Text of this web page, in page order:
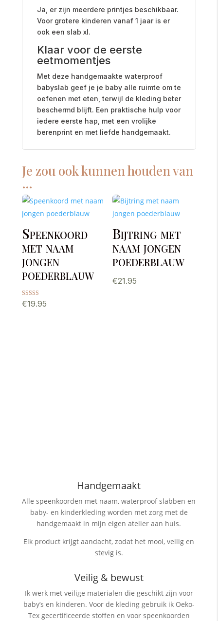
Ja, er zijn meerdere printjes beschikbaar.
Voor grotere kinderen vanaf 1 jaar is er
ook een slab xl.
Klaar voor de eerste
eetmomentjes
Met deze handgemaakte waterproof
babyslab geef je je baby alle ruimte om te
oefenen met eten, terwijl de kleding beter
beschermd blijft. Een praktische hulp voor
iedere eerste hap, met een vrolijke
berenprint en met liefde handgemaakt.
Je zou ook kunnen houden van
…
Speenkoord
met naam
jongen
poederblauw
Gewaardeerd
5.00
€19.95
Bijtring met
naam jongen
poederblauw
€21.95
Handgemaakt
Alle speenkoorden met naam, waterproof slabbenen
baby- en kinderkleding worden met zorg met de
handgemaakt in mijn eigen atelier aan huis.
Elk product krijgt aandacht, zodat het mooi, veilig en
stevig is.
Veilig & bewust
Ik werk met veilige materialen die geschikt zijn voor
baby’s en kinderen. Voor de kleding gebruik ik Oeko-
Tex gecertificeerde stoffen en voor speenkoorden